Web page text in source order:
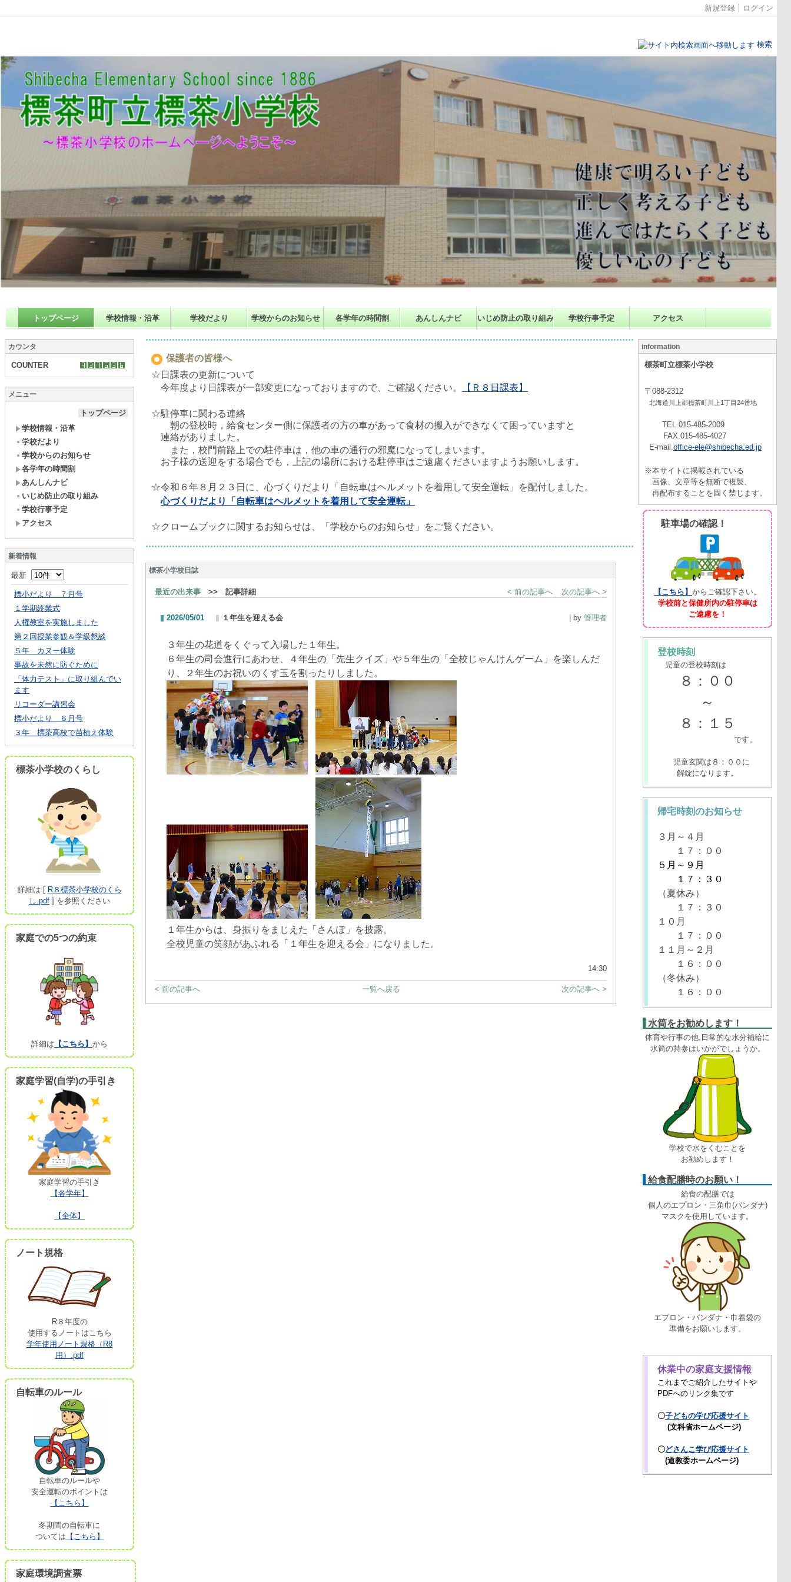
新規登録 ログイン
検索
トップページ 学校情報・沿革 学校だより 学校からのお知らせ 各学年の時間割 あんしんナビ いじめ防止の取り組み 学校行事予定 アクセス
カウンタ
COUNTER
メニュー
トップページ
学校情報・沿革
学校だより
学校からのお知らせ
各学年の時間割
あんしんナビ
いじめ防止の取り組み
学校行事予定
アクセス
新着情報
最新
標小だより ７月号
１学期終業式
人権教室を実施しました
第２回授業参観＆学級懇談
５年 カヌー体験
事故を未然に防ぐために
「体力テスト」に取り組んでい
ます
リコーダー講習会
標小だより ６月号
３年 標茶高校で苗植え体験
標茶小学校のくらし
詳細は [ R８標茶小学校のくら
し.pdf ] を参照ください
家庭での5つの約束
詳細は 【こちら】 から
家庭学習(自学)の手引き
家庭学習の手引き
【各学年】
【全体】
ノート規格
R８年度の
使用するノートはこちら
学年使用ノート規格（R8
用）.pdf
自転車のルール
自転車のルールや
安全運転のポイントは
【こちら】
冬期間の自転車に
ついては 【こちら】
家庭環境調査票
保護者の皆様へ
☆日課表の更新について
今年度より日課表が一部変更になっておりますので、ご確認ください。
【Ｒ８日課表】
☆駐停車に関わる連絡
朝の登校時，給食センター側に保護者の方の車があって食材の搬入ができなくて困っていますと
連絡がありました。
また， 校門前路上での駐停車は，他の車の通行の邪魔になってしまいます。
お子様の送迎をする場合でも，上記の場所における駐停車はご遠慮くださいますようお願いします。
☆令和６年８月２３日に、心づくりだより「 自転車はヘルメットを着用して安全運転 」を配付しました。
心づくりだより「自転車はヘルメットを着用して安全運転」
☆クロームブックに関するお知らせは、「学校からのお知らせ」をご覧ください。
標茶小学校日誌
最近の出来事 >> 記事詳細 < 前の記事へ 次の記事へ >
2026/05/01 １年生を迎える会 | by 管理者
３年生の花道をくぐって入場した１年生。
６年生の司会進行にあわせ、４年生の「先生クイズ」や５年生の「全校じゃんけんゲーム」を楽しんだ
り、２年生のお祝いのくす玉を割ったりしました。
１年生からは、身振りをまじえた「さんぽ」を披露。
全校児童の笑顔があふれる「１年生を迎える会」になりました。
14:30
< 前の記事へ 次の記事へ >
一覧へ戻る
information
標茶町立標茶小学校
〒088-2312
北海道川上郡標茶町川上1丁目24番地
TEL.015-485-2009
FAX.015-485-4027
E-mail.office-ele@shibecha.ed.jp
※本サイトに掲載されている
画像、文章等を無断で複製、
再配布することを固く禁じます。
駐車場の確認！
【こちら】 からご確認下さい。
学校前と保健所内の駐停車は
ご遠慮を！
登校時刻
児童の登校時刻は
８：００
～
８：１５
です。
児童玄関は８：００に
解錠になります。
帰宅時刻のお知らせ
３月～４月
１７：００
５月～９月
１７：３０
（夏休み）
１７：３０
１０月
１７：００
１１月～２月
１６：００
（冬休み）
１６：００
水筒をお勧めします！
体育や行事の他,日常的な水分補給に
水筒の持参はいかがでしょうか。
学校で水をくむことを
お勧めします！
給食配膳時のお願い！
給食の配膳では
個人のエプロン・三角巾(バンダナ)
マスクを使用しています。
エプロン・バンダナ・巾着袋の
準備をお願いします。
休業中の家庭支援情報
これまでご紹介したサイトや
PDFへのリンク集です
〇子どもの学び応援サイト
(文科省ホームページ)
〇どさんこ学び応援サイト
(道教委ホームページ)